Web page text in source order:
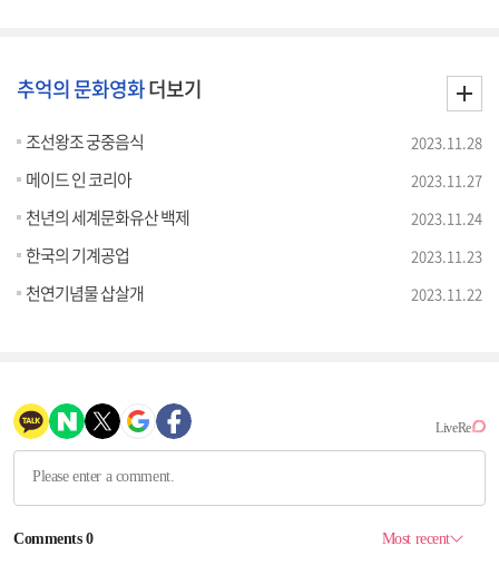
추억의 문화영화더보기
조선왕조 궁중음식 2023.11.28
메이드 인 코리아 2023.11.27
천년의 세계문화유산 백제 2023.11.24
한국의 기계공업 2023.11.23
천연기념물 삽살개 2023.11.22